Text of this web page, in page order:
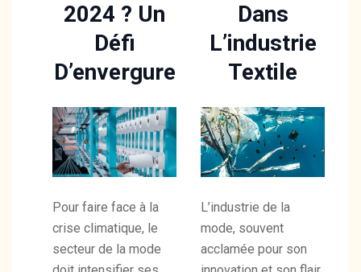
2024 ? Un
Défi
D’envergure
Pour faire face à la
crise climatique, le
secteur de la mode
Dans
L’industrie
Textile
L’industrie de la
mode, souvent
acclamée pour son